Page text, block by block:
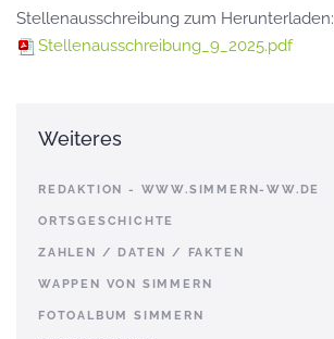
Stellenausschreibung zum Herunterladen:
Stellenausschreibung_9_2025.pdf
Weiteres
REDAKTION - WWW.SIMMERN-WW.DE
ORTSGESCHICHTE
ZAHLEN / DATEN / FAKTEN
WAPPEN VON SIMMERN
FOTOALBUM SIMMERN